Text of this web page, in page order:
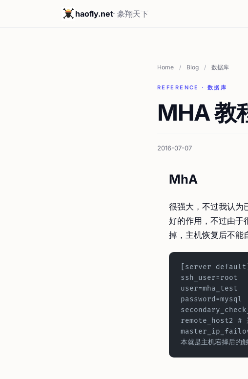
haofly.net· 豪翔天下
Home / Blog / 数据库
REFERENCE · 数据库
MHA 教
2016-07-07
MhA
很强大，不过我认为
好的作用，不过由于
掉，主机恢复后不能
[server default]
ssh_user=root
user=mha_test
password=mysql
remote_host2 #
本就是主机宕掉后的